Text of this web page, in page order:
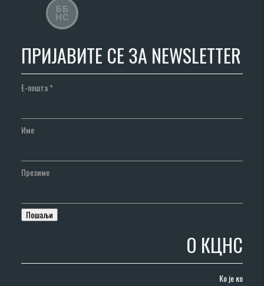
ПРИЈАВИТЕ СЕ ЗА NEWSLETTER
Е-пошта*
Име
Презиме
О КЦНС
Ко је ко